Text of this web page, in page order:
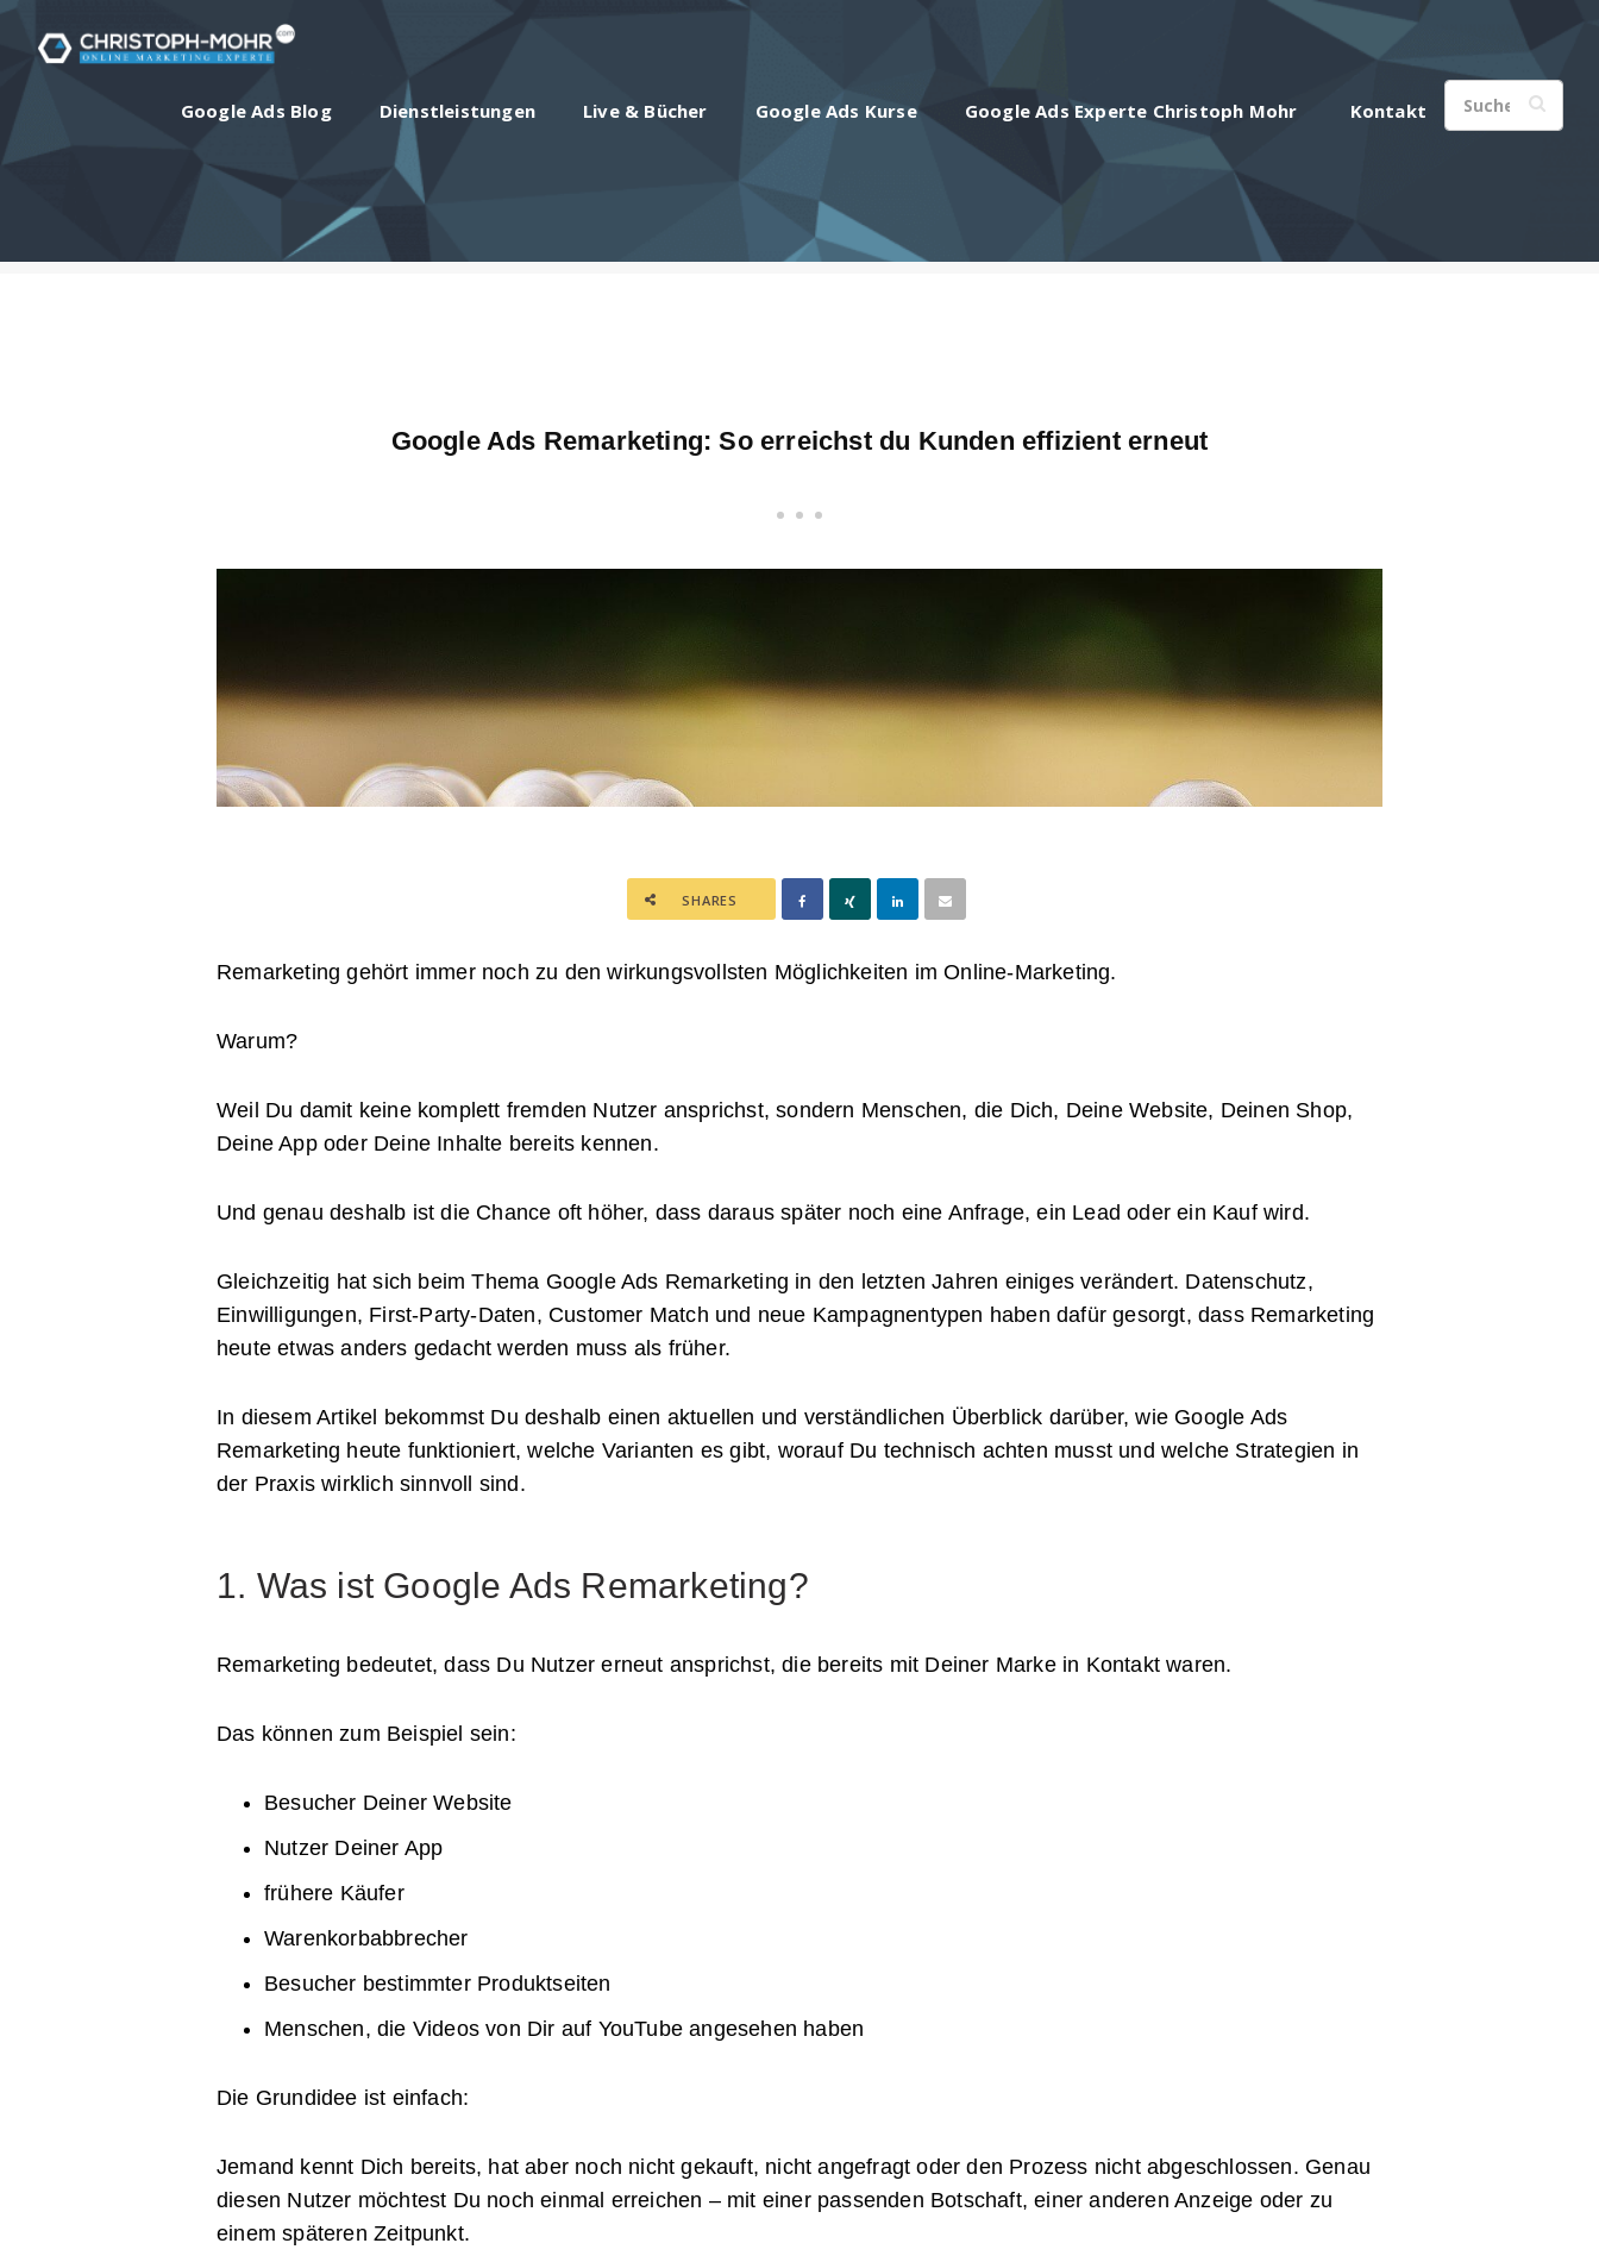
Google Ads Blog Dienstleistungen Live & Bücher Google Ads Kurse Google Ads Experte Christoph Mohr Kontakt
Google Ads Remarketing: So erreichst du Kunden effizient erneut
• • •
SHARES
Remarketing gehört immer noch zu den wirkungsvollsten Möglichkeiten im Online-Marketing.
Warum?
Weil Du damit keine komplett fremden Nutzer ansprichst, sondern Menschen, die Dich, Deine Website, Deinen Shop,
Deine App oder Deine Inhalte bereits kennen.
Und genau deshalb ist die Chance oft höher, dass daraus später noch eine Anfrage, ein Lead oder ein Kauf wird.
Gleichzeitig hat sich beim Thema Google Ads Remarketing in den letzten Jahren einiges verändert. Datenschutz,
Einwilligungen, First-Party-Daten, Customer Match und neue Kampagnentypen haben dafür gesorgt, dass Remarketing
heute etwas anders gedacht werden muss als früher.
In diesem Artikel bekommst Du deshalb einen aktuellen und verständlichen Überblick darüber, wie Google Ads
Remarketing heute funktioniert, welche Varianten es gibt, worauf Du technisch achten musst und welche Strategien in
der Praxis wirklich sinnvoll sind.
1. Was ist Google Ads Remarketing?
Remarketing bedeutet, dass Du Nutzer erneut ansprichst, die bereits mit Deiner Marke in Kontakt waren.
Das können zum Beispiel sein:
Besucher Deiner Website
Nutzer Deiner App
frühere Käufer
Warenkorbabbrecher
Besucher bestimmter Produktseiten
Menschen, die Videos von Dir auf YouTube angesehen haben
Die Grundidee ist einfach:
Jemand kennt Dich bereits, hat aber noch nicht gekauft, nicht angefragt oder den Prozess nicht abgeschlossen. Genau
diesen Nutzer möchtest Du noch einmal erreichen – mit einer passenden Botschaft, einer anderen Anzeige oder zu
einem späteren Zeitpunkt.